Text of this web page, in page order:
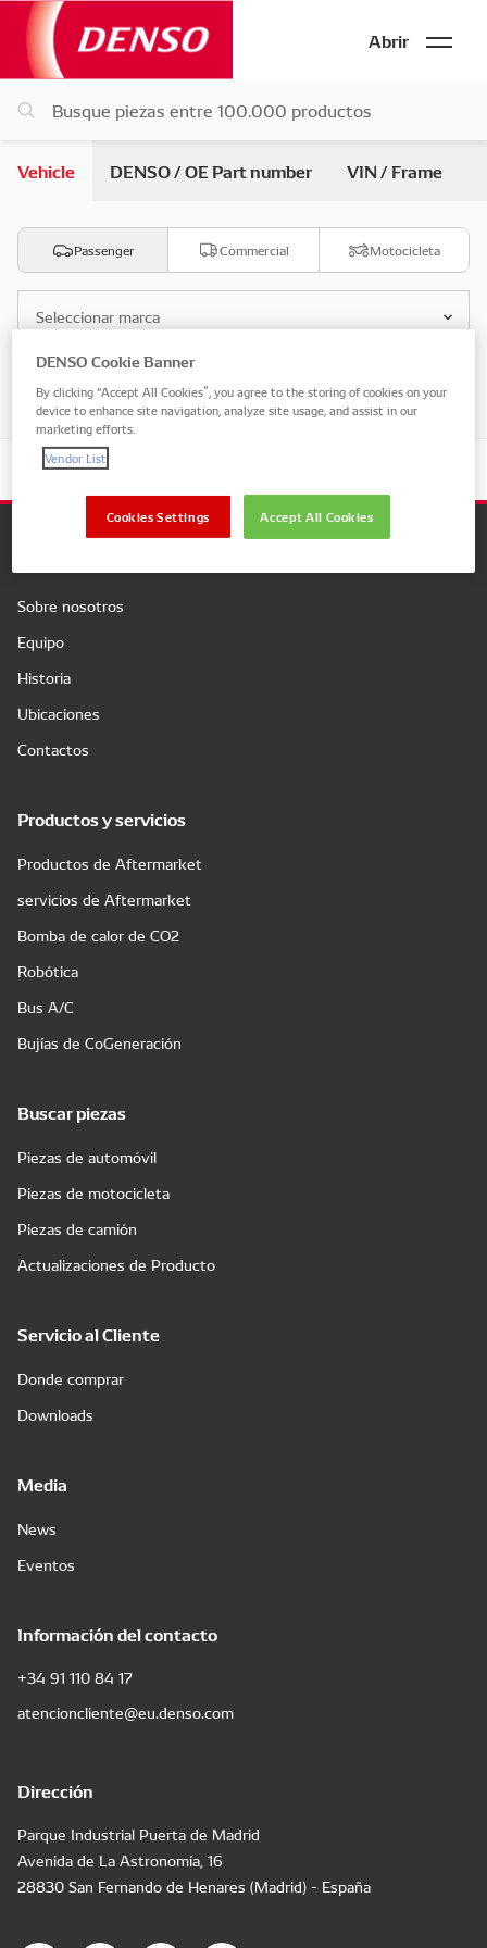
Abrir
Vehicle DENSO / OE Part number VIN / Frame
Passenger Commercial Motocicleta
Seleccionar marca
Seleccionar modelo
Sobre nosotros
Equipo
Historia
Ubicaciones
Contactos
Productos y servicios
Productos de Aftermarket
servicios de Aftermarket
Bomba de calor de CO2
Robótica
Bus A/C
Bujías de CoGeneración
Buscar piezas
Piezas de automóvil
Piezas de motocicleta
Piezas de camión
Actualizaciones de Producto
Servicio al Cliente
Donde comprar
Downloads
Media
News
Eventos
Información del contacto
+34 91 110 84 17
atencioncliente@eu.denso.com
Dirección
Parque Industrial Puerta de Madrid
Avenida de La Astronomía, 16
28830 San Fernando de Henares (Madrid) - España
DENSO Cookie Banner
By clicking “Accept All Cookies”, you agree to the storing of cookies on your
device to enhance site navigation, analyze site usage, and assist in our
marketing efforts.
Vendor List
Accept All Cookies
Cookies Settings